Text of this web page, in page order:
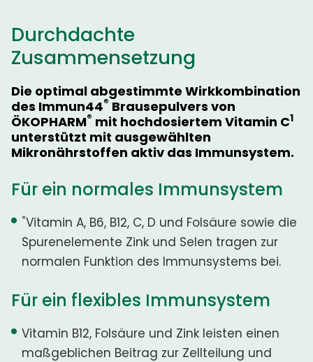
Durchdachte
Zusammensetzung
Die optimal abgestimmte Wirkkombination
des Immun44® Brausepulvers von
ÖKOPHARM® mit hochdosiertem Vitamin C1
unterstützt mit ausgewählten
Mikronährstoffen aktiv das Immunsystem.
Für ein normales Immunsystem
*Vitamin A, B6, B12, C, D und Folsäure sowie die
Spurenelemente Zink und Selen tragen zur
normalen Funktion des Immunsystems bei.
Für ein flexibles Immunsystem
Vitamin B12, Folsäure und Zink leisten einen
maßgeblichen Beitrag zur Zellteilung und